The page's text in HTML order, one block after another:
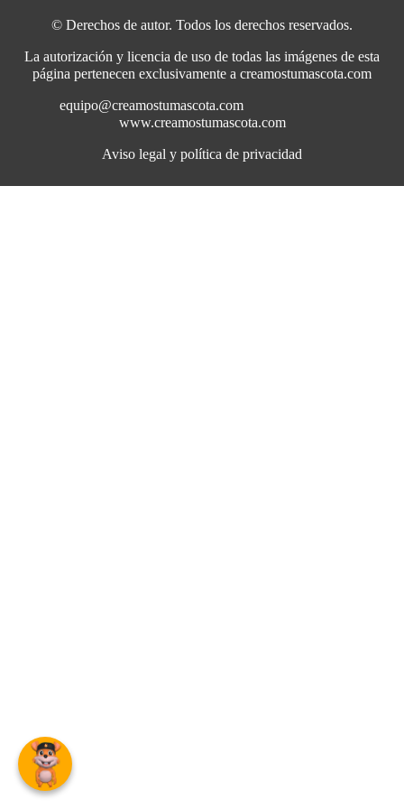
© Derechos de autor. Todos los derechos reservados.
La autorización y licencia de uso de todas las imágenes de esta
página pertenecen exclusivamente a creamostumascota.com
equipo@creamostumascota.com
www.creamostumascota.com
Aviso legal y política de privacidad